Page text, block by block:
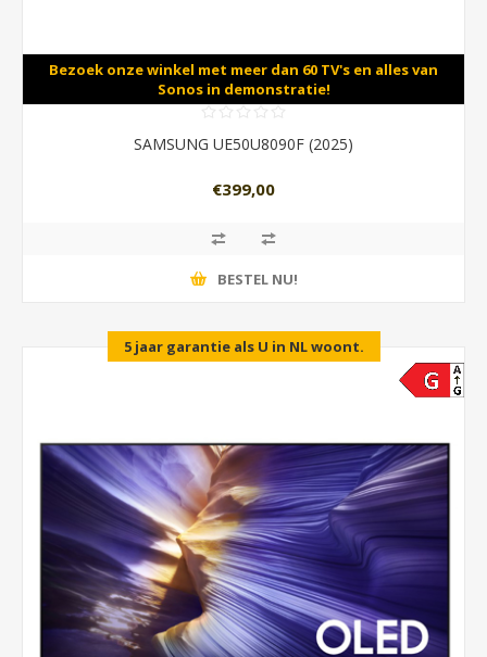
Bezoek onze winkel met meer dan 60 TV's en alles van
Sonos in demonstratie!
SAMSUNG UE50U8090F (2025)
€399,00
BESTEL NU!
5 jaar garantie als U in NL woont.